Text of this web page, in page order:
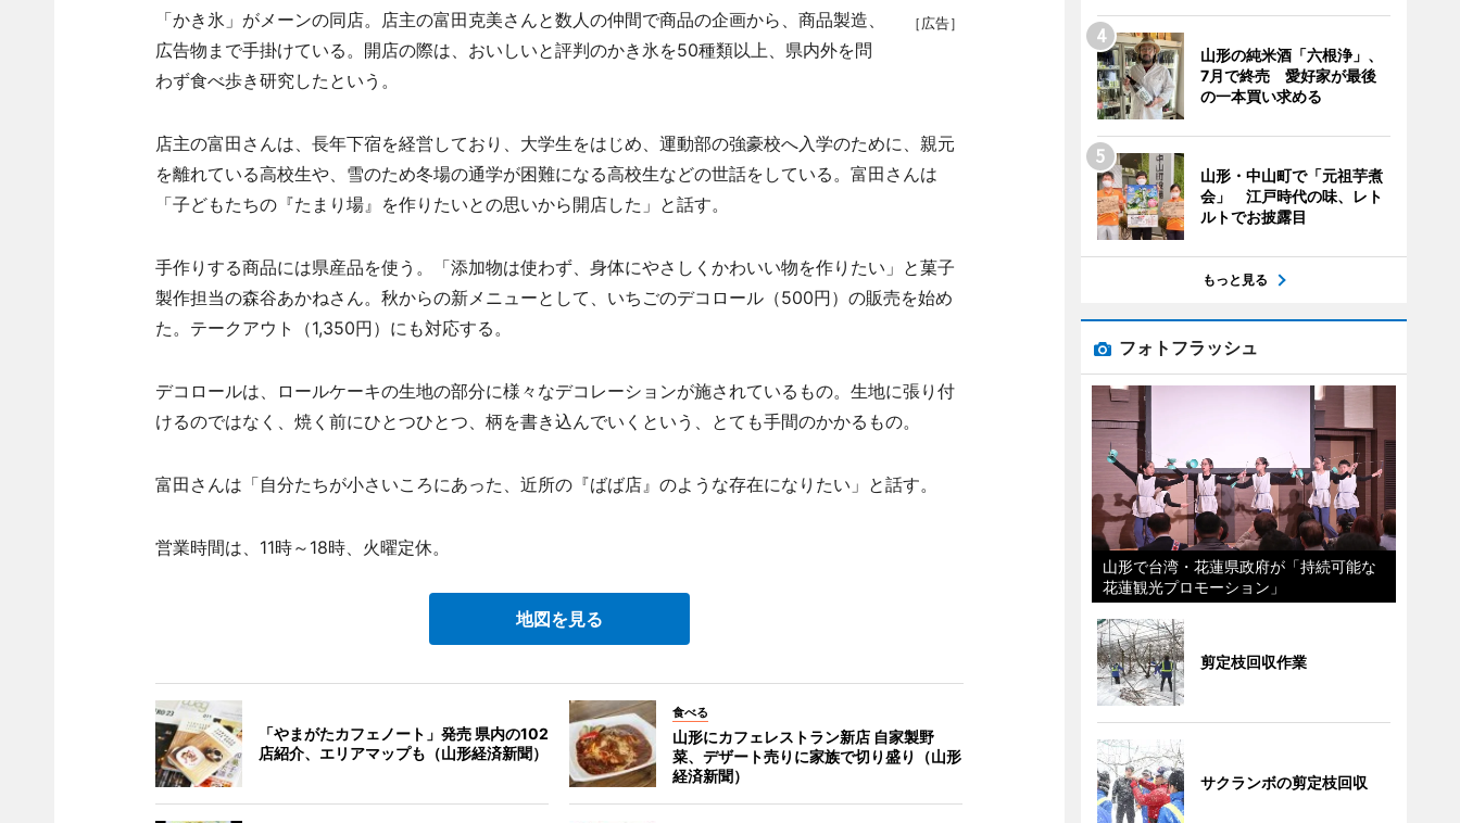
［広告］
「かき氷」がメーンの同店。店主の富田克美さんと数人の仲間で商品の企画から、商品製造、
広告物まで手掛けている。開店の際は、おいしいと評判のかき氷を50種類以上、県内外を問
わず食べ歩き研究したという。
店主の富田さんは、長年下宿を経営しており、大学生をはじめ、運動部の強豪校へ入学のために、親元
を離れている高校生や、雪のため冬場の通学が困難になる高校生などの世話をしている。富田さんは
「子どもたちの『たまり場』を作りたいとの思いから開店した」と話す。
手作りする商品には県産品を使う。「添加物は使わず、身体にやさしくかわいい物を作りたい」と菓子
製作担当の森谷あかねさん。秋からの新メニューとして、いちごのデコロール（500円）の販売を始め
た。テークアウト（1,350円）にも対応する。
デコロールは、ロールケーキの生地の部分に様々なデコレーションが施されているもの。生地に張り付
けるのではなく、焼く前にひとつひとつ、柄を書き込んでいくという、とても手間のかかるもの。
富田さんは「自分たちが小さいころにあった、近所の『ばば店』のような存在になりたい」と話す。
営業時間は、11時～18時、火曜定休。
地図を見る
「やまがたカフェノート」発売 県内の102
店紹介、エリアマップも（山形経済新聞）
食べる
山形にカフェレストラン新店 自家製野
菜、デザート売りに家族で切り盛り（山形
経済新聞）
山形の純米酒「六根浄」、
7月で終売 愛好家が最後
の一本買い求める
山形・中山町で「元祖芋煮
会」 江戸時代の味、レト
ルトでお披露目
もっと見る
フォトフラッシュ
山形で台湾・花蓮県政府が「持続可能な
花蓮観光プロモーション」
剪定枝回収作業
サクランボの剪定枝回収